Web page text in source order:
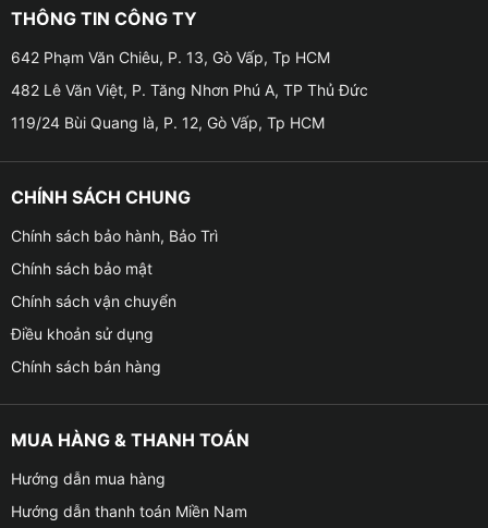
bảo vệ xe của bạn từ phía xa .
☁ Không cần thay màn hình Android vẫn lắp được
Camera 360 cho xe VinFast VF3
trước và sau khi có va chạm . Giúp cho bạn lái xe an
toàn và yên tâm lái xe, giảm thiểu tối đa những rủi ro
THÔNG TIN CÔNG TY
642 Phạm Văn Chiêu, P. 13, Gò Vấp, Tp HCM
482 Lê Văn Việt, P. Tăng Nhơn Phú A, TP Thủ Đức
119/24 Bùi Quang là, P. 12, Gò Vấp, Tp HCM
CHÍNH SÁCH CHUNG
Chính sách bảo hành, Bảo Trì
Chính sách bảo mật
Chính sách vận chuyển
Điều khoản sử dụng
Chính sách bán hàng
MUA HÀNG & THANH TOÁN
Hướng dẫn mua hàng
Hướng dẫn thanh toán Miền Nam